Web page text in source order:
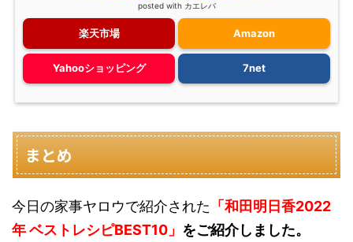
posted with カエレバ
楽天市場 Amazon
Yahooショッピング 7net
まとめ
今日の家事ヤロウで紹介された 「和田明日香2022
年 ベストレシピBEST10」 をご紹介しました。